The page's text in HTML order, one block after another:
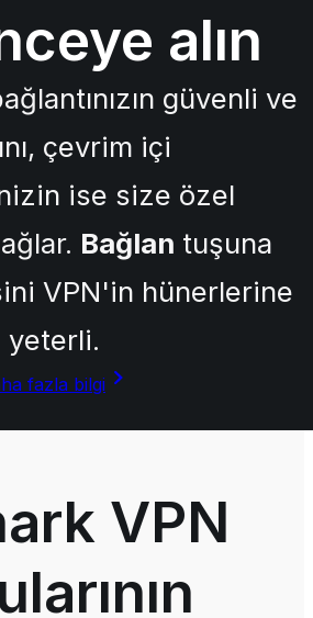
alın
güvenli ve
çevrim içi
ise size özel
Bağlan tuşuna
VPN'in hünerlerine
yeterli.
fazla bilgi
VPN